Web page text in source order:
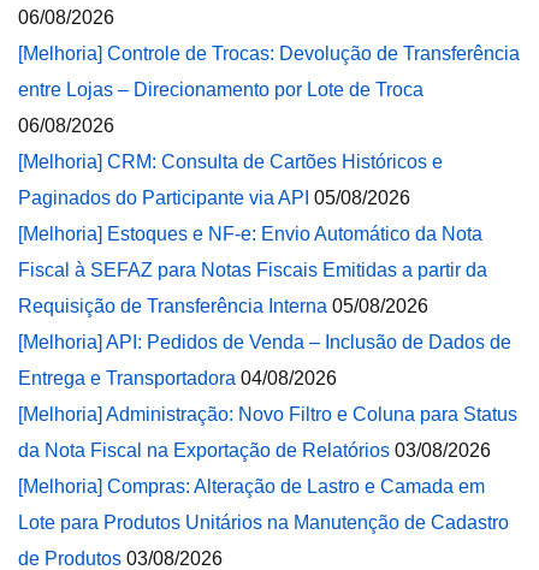
06/08/2026
[Melhoria] Controle de Trocas: Devolução de Transferência
entre Lojas – Direcionamento por Lote de Troca
06/08/2026
[Melhoria] CRM: Consulta de Cartões Históricos e
Paginados do Participante via API 05/08/2026
[Melhoria] Estoques e NF-e: Envio Automático da Nota
Fiscal à SEFAZ para Notas Fiscais Emitidas a partir da
Requisição de Transferência Interna 05/08/2026
[Melhoria] API: Pedidos de Venda – Inclusão de Dados de
Entrega e Transportadora 04/08/2026
[Melhoria] Administração: Novo Filtro e Coluna para Status
da Nota Fiscal na Exportação de Relatórios 03/08/2026
[Melhoria] Compras: Alteração de Lastro e Camada em
Lote para Produtos Unitários na Manutenção de Cadastro
de Produtos 03/08/2026